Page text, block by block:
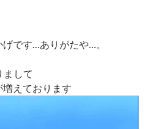
です…ありがたや…。
まして
えております